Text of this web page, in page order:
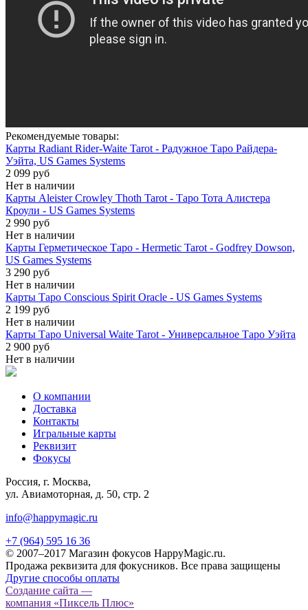
Рекомендуемые товары:
Карты Radiant Rider-Waite Tarot - Радужное Таро Райдера-
Уэйта, US Games Systems
2 099 руб
Нет в наличии
Карты Aleister Crowley Thoth Tarot - Таро Тота Алистера
Кроули - US Games Systems
2 990 руб
Нет в наличии
Карты Герметическое Таро - Hermetic Tarot - Godfrey Dowson,
US Games Systems
3 290 руб
Нет в наличии
Карты Таро Conscious Spirit Oracle - US Games Systems
2 199 руб
Нет в наличии
Карты Таро Universal Waite Tarot - Универсальное Таро Уэйта
2 900 руб
Нет в наличии
О компании
Доставка
Контакты
Игральные карты
Реквизит
Фокусы
Россия, г. Москва,
ул. Авиамоторная, д. 50, стр. 2
info@happymagic.ru
+7 (964) 595 16 36
© 2007–2017 Магазин фокусов HappyMagic.ru.
Продажа реквизита для фокусников. Все права защищены
Другие способы оплаты
Создание сайта —
компания «Пиксель Плюс»